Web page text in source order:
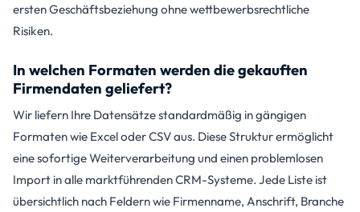
ersten Geschäftsbeziehung ohne wettbewerbsrechtliche
Risiken.
In welchen Formaten werden die gekauften
Firmendaten geliefert?
Wir liefern Ihre Datensätze standardmäßig in gängigen
Formaten wie Excel oder CSV aus. Diese Struktur ermöglicht
eine sofortige Weiterverarbeitung und einen problemlosen
Import in alle marktführenden CRM-Systeme. Jede Liste ist
übersichtlich nach Feldern wie Firmenname, Anschrift, Branche